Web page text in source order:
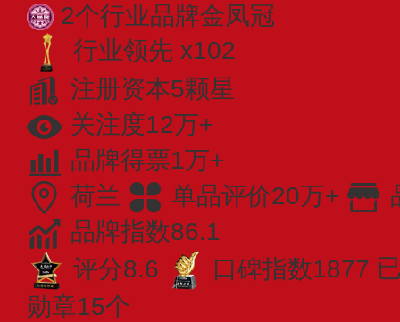
2个行业品牌金凤冠
行业领先 x102
注册资本5颗星
关注度12万+
品牌得票1万+
荷兰
单品评价20万+
品牌指数86.1
评分8.6
口碑指数1877
勋章15个